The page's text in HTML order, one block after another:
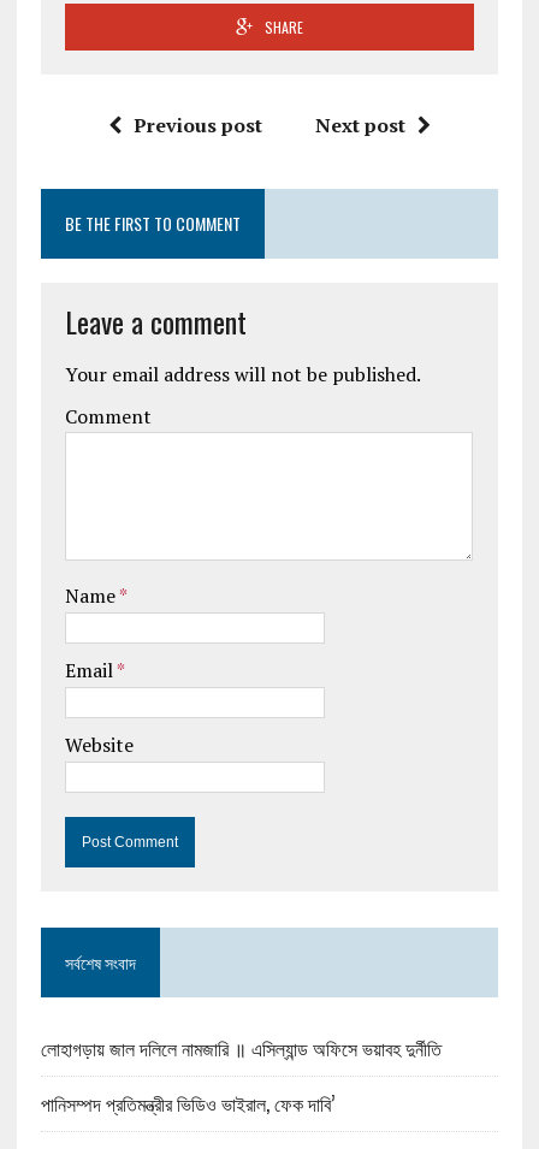
SHARE
Previous post Next post
BE THE FIRST TO COMMENT
Leave a comment
Your email address will not be published.
Comment
Name*
Email*
Website
সর্বশেষ সংবাদ
লোহাগড়ায় জাল দলিলে নামজারি ॥ এসিল্যান্ড অফিসে ভয়াবহ দুর্নীতি
পানিসম্পদ প্রতিমন্ত্রীর ভিডিও ভাইরাল, ফেক দাবি’